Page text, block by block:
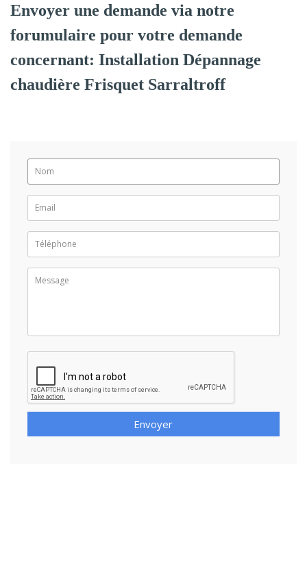
Envoyer une demande via notre
forumulaire pour votre demande
concernant: Installation Dépannage
chaudière Frisquet Sarraltroff
Envoyer